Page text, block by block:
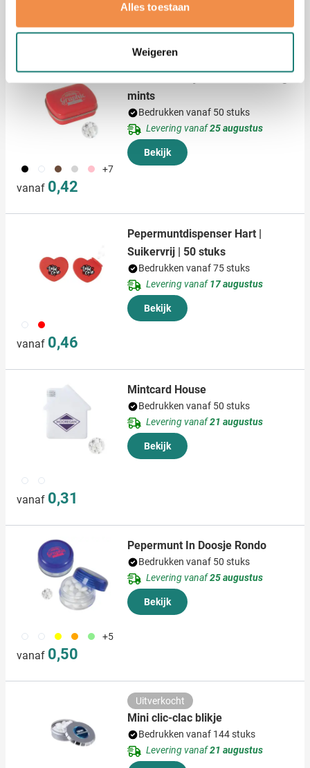
Informatie verzamelen over uw geografische
locatie, die tot een paar meter nauwkeurig kan zijn
scannen op specifieke eigenschappen (fingerprinting)
verwerkt en stel uw voorkeuren in het
U kunt uw toestemming op elk moment wijzigen of
intrekken in de Cookieverklaring.
We gebruiken cookies om content en advertenties te
en om ons websiteverkeer te analyseren. Ook delen we
informatie over uw gebruik van onze site met onze
partners voor social media, adverteren en analyse. Deze
partners kunnen deze gegevens combineren met andere
informatie die u aan ze heeft verstrekt of die ze hebben
verzameld op basis van uw gebruik van hun services.
Alles toestaan
Weigeren
vanaf 1,30
001 002 871 027 017 +7
vanaf 0,42
mints
Bedrukken vanaf 50 stuks
Levering vanaf25 augustus
Bekijk
002 008
vanaf 0,46
Pepermuntdispenser Hart |
Suikervrij | 50 stuks
Bedrukken vanaf 75 stuks
Levering vanaf17 augustus
Bekijk
970 002
vanaf 0,31
Mintcard House
Bedrukken vanaf 50 stuks
Levering vanaf21 augustus
Bekijk
970 002 006 007 029 +5
vanaf 0,50
Pepermunt In Doosje Rondo
Bedrukken vanaf 50 stuks
Levering vanaf25 augustus
Bekijk
Uitverkocht
Mini clic-clac blikje
Bedrukken vanaf 144 stuks
Levering vanaf21 augustus